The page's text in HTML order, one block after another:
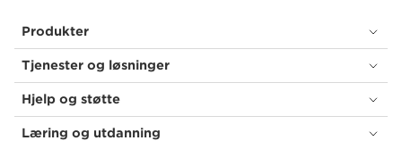
Produkter
Tjenester og løsninger
Hjelp og støtte
Læring og utdanning